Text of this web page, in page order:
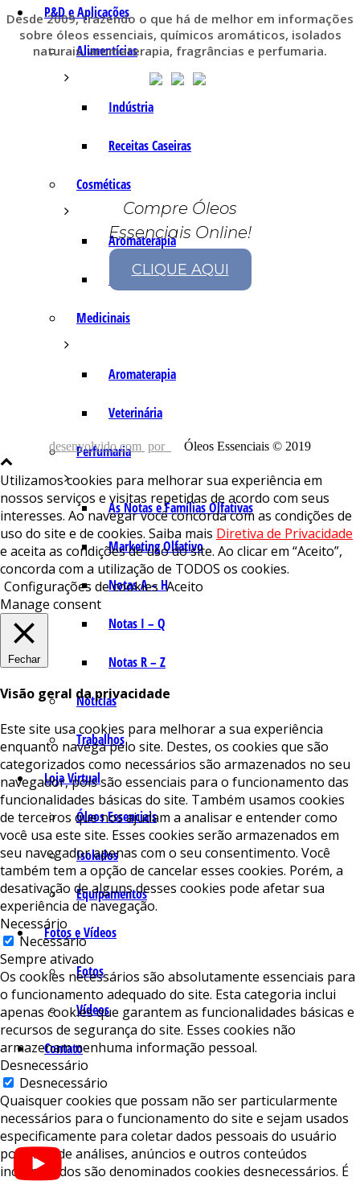
P&D e Aplicações
Alimentícias
Indústria
Receitas Caseiras
Cosméticas
Aromaterapia
Fórmulas Caseiras
Medicinais
Aromaterapia
Veterinária
Perfumaria
As Notas e Famílias Olfativas
Marketing Olfativo
Notas A – H
Notas I – Q
Notas R – Z
Notícias
Trabalhos
Loja Virtual
Óleos Essenciais
Isolados
Equipamentos
Fotos e Vídeos
Fotos
Vídeos
Contato
Desde 2009, trazendo o que há de melhor em informações
sobre óleos essenciais, químicos aromáticos, isolados
naturais, aromaterapia, fragrâncias e perfumaria.
Compre Óleos
Essenciais Online!
CLIQUE AQUI
desenvolvido com por Óleos Essenciais © 2019
Utilizamos cookies para melhorar sua experiência em
nossos serviços e visitas repetidas de acordo com seus
interesses. Ao navegar você concorda com as condições de
uso do site e de cookies. Saiba mais Diretiva de Privacidade
e aceita as condições de uso do site. Ao clicar em “Aceito”,
concorda com a utilização de TODOS os cookies.
Configurações de cookies Aceito
Manage consent
Fechar
Visão geral da privacidade
Este site usa cookies para melhorar a sua experiência
enquanto navega pelo site. Destes, os cookies que são
categorizados como necessários são armazenados no seu
navegador, pois são essenciais para o funcionamento das
funcionalidades básicas do site. Também usamos cookies
de terceiros que nos ajudam a analisar e entender como
você usa este site. Esses cookies serão armazenados em
seu navegador apenas com o seu consentimento. Você
também tem a opção de cancelar esses cookies. Porém, a
desativação de alguns desses cookies pode afetar sua
experiência de navegação.
Necessário
Necessário
Sempre ativado
Os cookies necessários são absolutamente essenciais para
o funcionamento adequado do site. Esta categoria inclui
apenas cookies que garantem as funcionalidades básicas e
recursos de segurança do site. Esses cookies não
armazenam nenhuma informação pessoal.
Desnecessário
Desnecessário
Quaisquer cookies que possam não ser particularmente
necessários para o funcionamento do site e sejam usados ​​
especificamente para coletar dados pessoais do usuário
por meio de análises, anúncios e outros conteúdos
incorporados são denominados cookies desnecessários. É